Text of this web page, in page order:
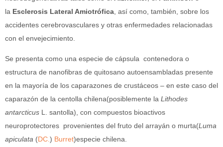
la Esclerosis Lateral Amiotrófica , así como, también, sobre los
accidentes cerebrovasculares y otras enfermedades relacionadas
con el envejecimiento.
Se presenta como una especie de cápsula contenedora o
estructura de nanofibras de quitosano autoensambladas presente
en la mayoría de los caparazones de crustáceos – en este caso del
caparazón de la centolla chilena(posiblemente la Lithodes
antarcticus L. santolla), con compuestos bioactivos
neuroprotectores provenientes del fruto del arrayán o murta(Luma
apiculata (DC. ) Burret)especie chilena.